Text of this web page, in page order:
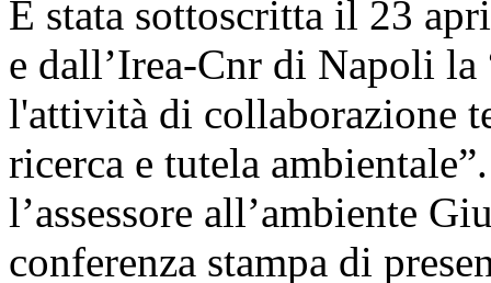
È stata sottoscritta il 23
e dall’Irea-Cnr di Napoli
l'attività di collaborazione
ricerca e tutela
l’assessore all’ambiente
conferenza stampa di